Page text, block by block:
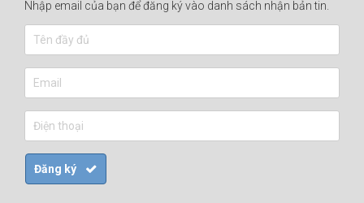
Nhập email của bạn để đăng ký vào danh sách nhận bản tin.